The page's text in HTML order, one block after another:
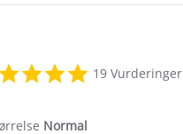
star
19 Vurderinger
Normal